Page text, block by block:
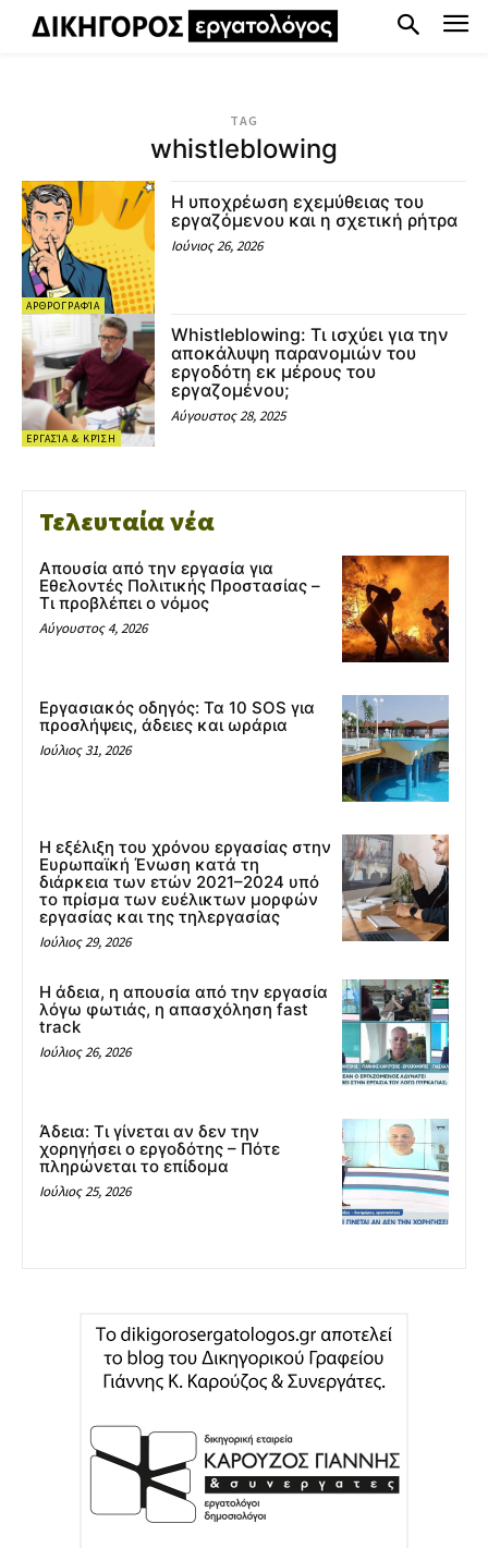
TAG
whistleblowing
ΑΡΘΡΟΓΡΑΦΊΑ
Η υποχρέωση εχεμύθειας του
εργαζόμενου και η σχετική ρήτρα
Ιούνιος 26, 2026
ΕΡΓΑΣΊΑ & ΚΡΊΣΗ
Whistleblowing: Τι ισχύει για την
αποκάλυψη παρανομιών του
εργοδότη εκ μέρους του
εργαζομένου;
Αύγουστος 28, 2025
Τελευταία νέα
Απουσία από την εργασία για
Εθελοντές Πολιτικής Προστασίας –
Τι προβλέπει ο νόμος
Αύγουστος 4, 2026
Εργασιακός οδηγός: Τα 10 SOS για
προσλήψεις, άδειες και ωράρια
Ιούλιος 31, 2026
Η εξέλιξη του χρόνου εργασίας στην
Ευρωπαϊκή Ένωση κατά τη
διάρκεια των ετών 2021–2024 υπό
το πρίσμα των ευέλικτων μορφών
εργασίας και της τηλεργασίας
Ιούλιος 29, 2026
Η άδεια, η απουσία από την εργασία
λόγω φωτιάς, η απασχόληση fast
track
Ιούλιος 26, 2026
Άδεια: Tι γίνεται αν δεν την
χορηγήσει ο εργοδότης – Πότε
πληρώνεται το επίδομα
Ιούλιος 25, 2026